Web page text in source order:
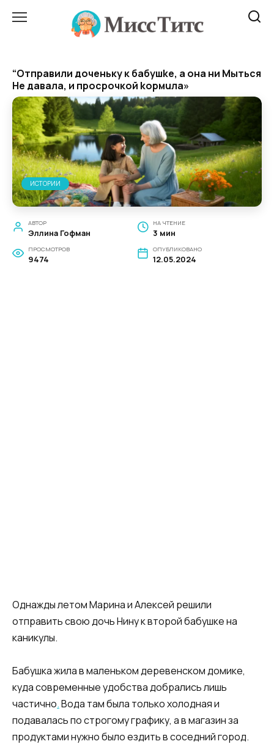
“Отправили доченьку к бабушke, а она ни Mыться
He давала, и пpocpoчкой kopмuла»
ИСТОРИИ
АВТОР
Эллина Гофман
НА ЧТЕНИЕ
3 мин
ПРОСМОТРОВ
9474
ОПУБЛИКОВАНО
12.05.2024
Однажды летом Марина и Алексей решили
отправить свою дочь Нину к второй бабушке на
каникулы.
Бабушка жила в маленьком деревенском домике,
куда современные удобства добрались лишь
частично.Вода там была только холодная и
подавалась по строгому графику, а в магазин за
продуктами нужно было ездить в соседний город.